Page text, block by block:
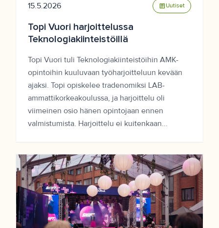
15.5.2026 article Uutiset
Topi Vuori harjoittelussa
Teknologiakiinteistöillä
Topi Vuori tuli Teknologiakiinteistöihin AMK-
opintoihin kuuluvaan työharjoitteluun kevään
ajaksi. Topi opiskelee tradenomiksi LAB-
ammattikorkeakoulussa, ja harjoittelu oli
viimeinen osio hänen opintojaan ennen
valmistumista. Harjoittelu ei kuitenkaan...